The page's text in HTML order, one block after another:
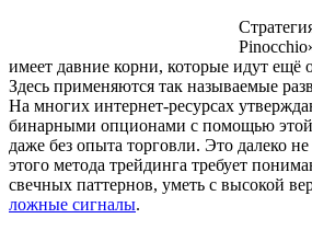
имеет давние корни, которые идут ещё
Здесь применяются так называемые
На многих интернет-ресурсах
бинарными опционами с помощью этой
даже без опыта торговли. Это далеко
этого метода трейдинга требует
свечных паттернов, уметь с высокой
ложные сигналы.